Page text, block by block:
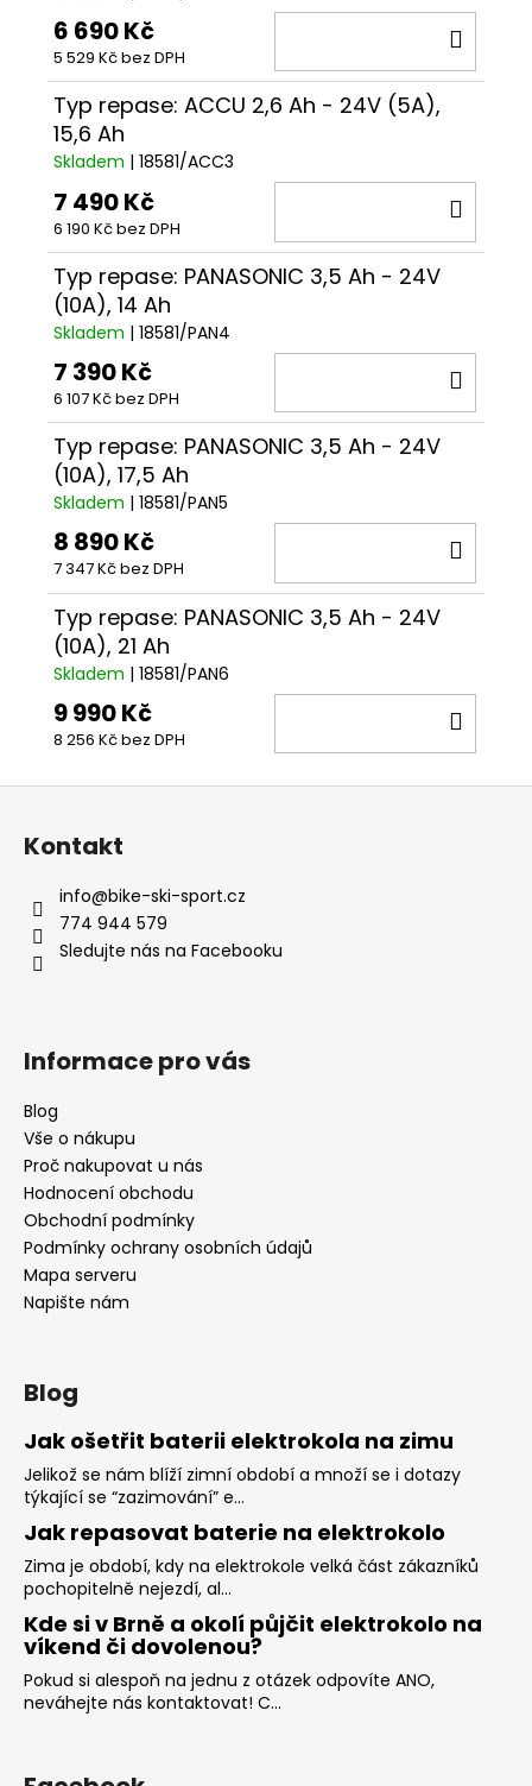
6 690 Kč
5 529 Kč bez DPH
Typ repase: ACCU 2,6 Ah - 24V (5A),
15,6 Ah
Skladem | 18581/ACC3
7 490 Kč
6 190 Kč bez DPH
Typ repase: PANASONIC 3,5 Ah - 24V
(10A), 14 Ah
Skladem | 18581/PAN4
7 390 Kč
6 107 Kč bez DPH
Typ repase: PANASONIC 3,5 Ah - 24V
(10A), 17,5 Ah
Skladem | 18581/PAN5
8 890 Kč
7 347 Kč bez DPH
Typ repase: PANASONIC 3,5 Ah - 24V
(10A), 21 Ah
Skladem | 18581/PAN6
9 990 Kč
8 256 Kč bez DPH
Z
Kontakt
info@bike-ski-sport.cz
774 944 579
Sledujte nás na Facebooku
Informace pro vás
Blog
Vše o nákupu
Proč nakupovat u nás
Hodnocení obchodu
Obchodní podmínky
Podmínky ochrany osobních údajů
Mapa serveru
Napište nám
Blog
Jak ošetřit baterii elektrokola na zimu
Jelikož se nám blíží zimní období a množí se i dotazy
týkající se “zazimování” e...
Jak repasovat baterie na elektrokolo
Zima je období, kdy na elektrokole velká část zákazníků
pochopitelně nejezdí, al...
Kde si v Brně a okolí půjčit elektrokolo na
víkend či dovolenou?
Pokud si alespoň na jednu z otázek odpovíte ANO,
neváhejte nás kontaktovat! C...